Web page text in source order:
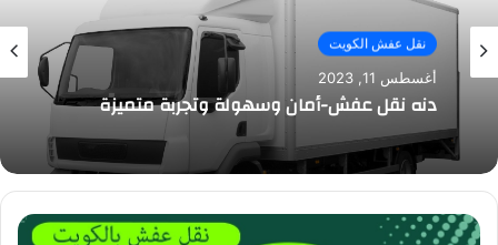
نقل عفش الكويت
أغسطس 11, 2023
دنه نقل عفش-أمان وسهولة وتجربة متميزة